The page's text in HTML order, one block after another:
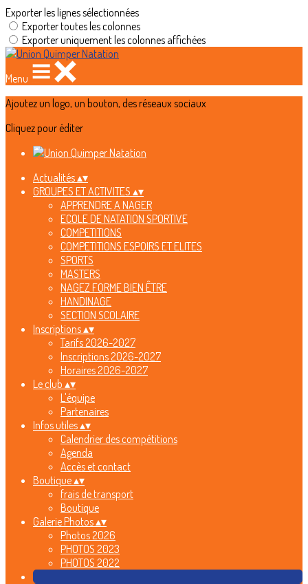
Exporter les lignes sélectionnées
Exporter toutes les colonnes
Exporter uniquement les colonnes affichées
Menu
Ajoutez un logo, un bouton, des réseaux sociaux
Cliquez pour éditer
Actualités▴▾
GROUPES ET ACTIVITES ▴▾
APPRENDRE A NAGER
ECOLE DE NATATION SPORTIVE
COMPETITIONS
COMPETITIONS ESPOIRS ET ELITES
SPORTS
MASTERS
NAGEZ FORME BIEN ÊTRE
HANDINAGE
SECTION SCOLAIRE
Inscriptions▴▾
Tarifs 2026-2027
Inscriptions 2026-2027
Horaires 2026-2027
Le club ▴▾
L'équipe
Partenaires
Infos utiles▴▾
Calendrier des compétitions
Agenda
Accès et contact
Boutique▴▾
frais de transport
Boutique
Galerie Photos▴▾
Photos 2026
PHOTOS 2023
PHOTOS 2022